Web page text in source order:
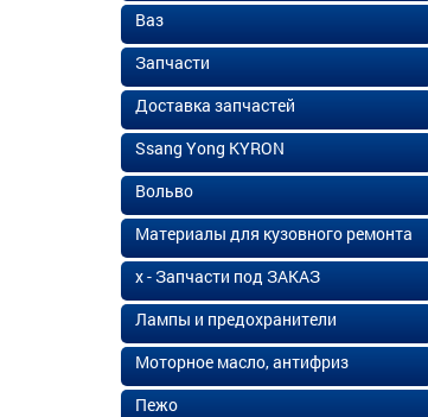
Ваз
Запчасти
Доставка запчастей
Ssang Yong KYRON
Вольво
Материалы для кузовного ремонта
х - Запчасти под ЗАКАЗ
Лампы и предохранители
Моторное масло, антифриз
Пежо